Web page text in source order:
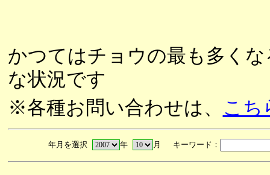
かつてはチョウの最も多く
な状況です
※各種お問い合わせは、 こち
年月を選択 年 月 キーワード：